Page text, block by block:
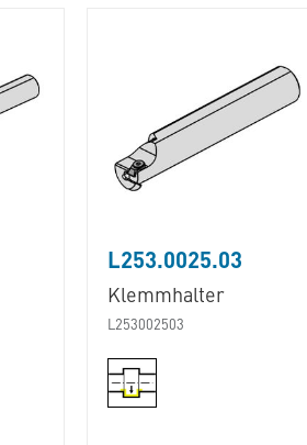
L253.0025.03
Klemmhalter
L253002503